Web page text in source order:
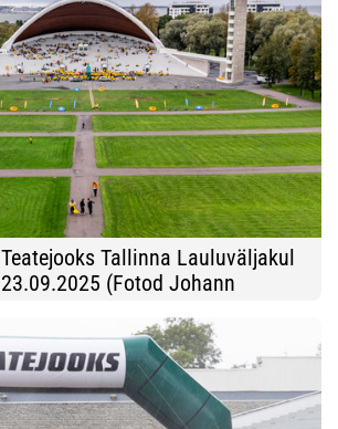
Teatejooks Tallinna Lauluväljakul
23.09.2025 (Fotod Johann